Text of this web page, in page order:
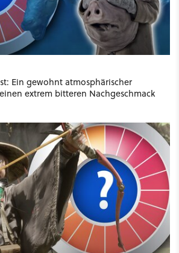
Ein gewohnt atmosphärischer
extrem bitteren Nachgeschmack